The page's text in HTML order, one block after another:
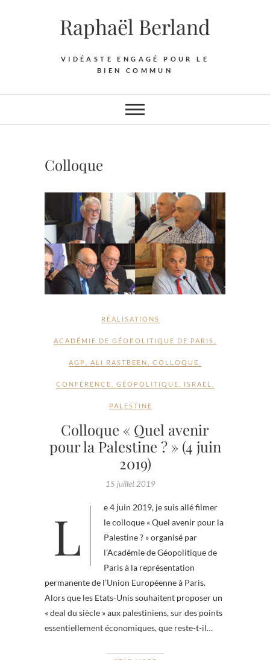
Raphaël Berland
VIDÉASTE ENGAGÉ POUR LE
BIEN COMMUN
Colloque
RÉALISATIONS
ACADÉMIE DE GÉOPOLITIQUE DE PARIS
AGP ALI RASTBEEN COLLOQUE
CONFÉRENCE GÉOPOLITIQUE ISRAËL
PALESTINE
Colloque « Quel avenir
pour la Palestine ? » (4 juin
2019)
15 juillet 2019
Le 4 juin 2019, je suis allé filmer
le colloque « Quel avenir pour la
Palestine ? » organisé par
l’Académie de Géopolitique de
Paris à la représentation
permanente de l’Union Européenne à Paris.
Alors que les Etats-Unis souhaitent proposer un
« deal du siècle » aux palestiniens, sur des points
essentiellement économiques, que reste-t-il…